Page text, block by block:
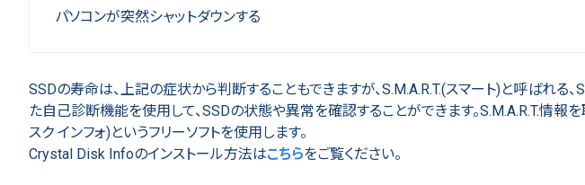
パソコンが突然シャットダウンする
SSDの寿命は、上記の症状から判断することもできますが、S.M.A.R.T.(スマート)と呼ばれ
た自己診断機能を使用して、SSDの状態や異常を確認することができます。S.M.A.R.T.情報
スク インフォ)というフリーソフトを使用します。
Crystal Disk Infoのインストール方法はこちらをご覧ください。